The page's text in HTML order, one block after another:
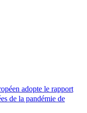
adopte le rapport
de la pandémie de